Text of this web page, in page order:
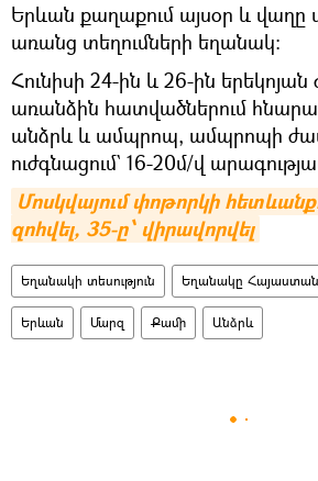
Երևան քաղաքում այսօր և վաղը
առանց տեղումների եղանակ։
Հունիսի 24-ին և 26-ին
առանձին հատվածներում
անձրև և ամպրոպ, ամպրոպի
ուժգնացում` 16-20մ/վ
Մոսկվայում փոթորկի
զոհվել, 35-ը՝ վիրավորվել
Եղանակի տեսություն Եղանակը
Երևան Մարզ Քամի Անձրև